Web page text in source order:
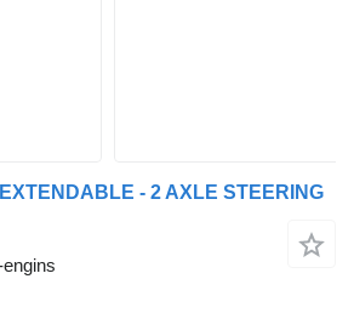
- 2 AXLE STEERING